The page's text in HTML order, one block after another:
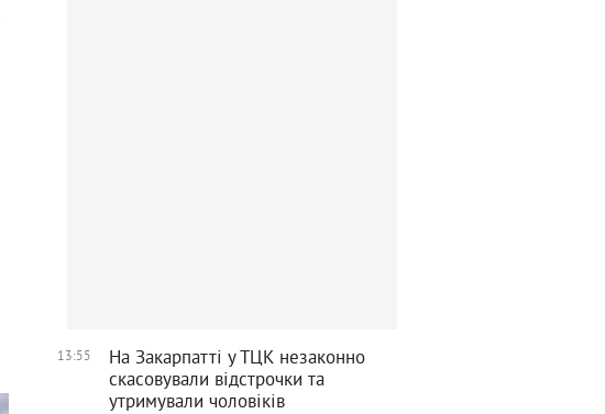
13:55
На Закарпатті у ТЦК незаконно
скасовували відстрочки та
утримували чоловіків